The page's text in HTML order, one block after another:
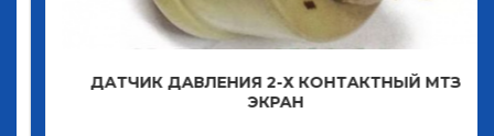
ДАТЧИК ДАВЛЕНИЯ 2-Х КОНТАКТНЫЙ МТЗ
ЭКРАН